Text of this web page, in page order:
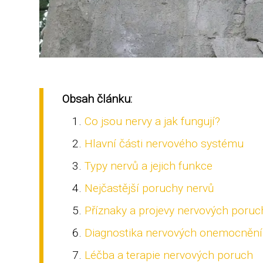
Obsah článku:
Co jsou nervy a jak fungují?
Hlavní části nervového systému
Typy nervů a jejich funkce
Nejčastější poruchy nervů
Příznaky a projevy nervových
Diagnostika nervových onemocnění
Léčba a terapie nervových poruch